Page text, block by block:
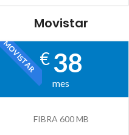
Movistar
MOVISTAR€38
mes
FIBRA 600 MB